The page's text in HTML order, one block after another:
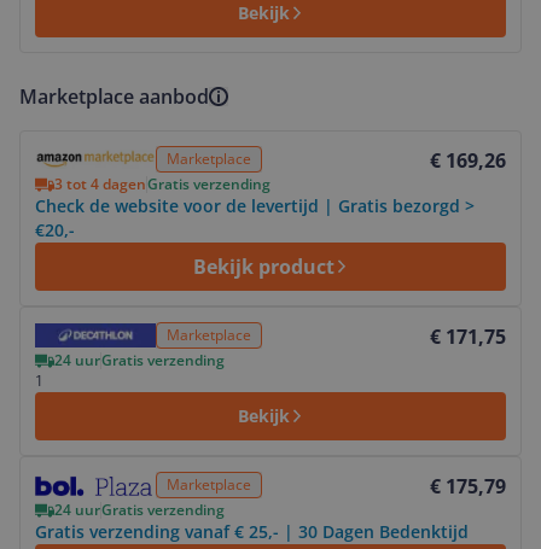
Bekijk
Marketplace aanbod
Marketplace € 169,26
3 tot 4 dagenGratis verzending
Check de website voor de levertijd | Gratis bezorgd >
€20,-
Bekijk product
Marketplace € 171,75
24 uurGratis verzending
1
Bekijk
Bekijk product
Marketplace € 175,79
24 uurGratis verzending
Gratis verzending vanaf € 25,- | 30 Dagen Bedenktijd